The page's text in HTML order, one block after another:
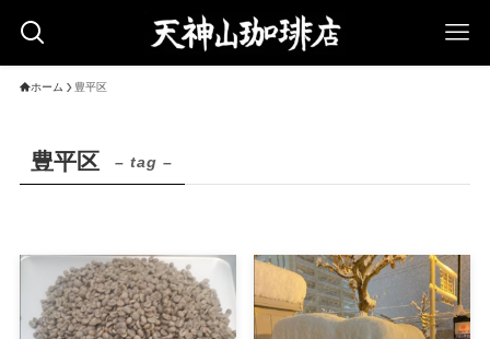
ホーム 豊平区
豊平区 – tag –